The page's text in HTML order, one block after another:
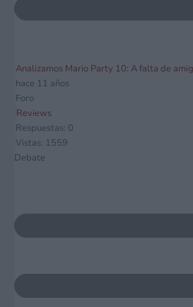
Analizamos Mario Party 10: A falta de
hace 11 años
Foro
Reviews
Respuestas: 0
Vistas: 1559
Debate